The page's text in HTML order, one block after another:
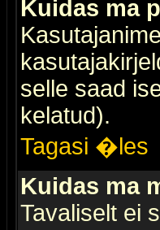
Kuidas ma
selle saad
kelatud).
Tagasi �les
Kuidas ma
Tavaliselt ei